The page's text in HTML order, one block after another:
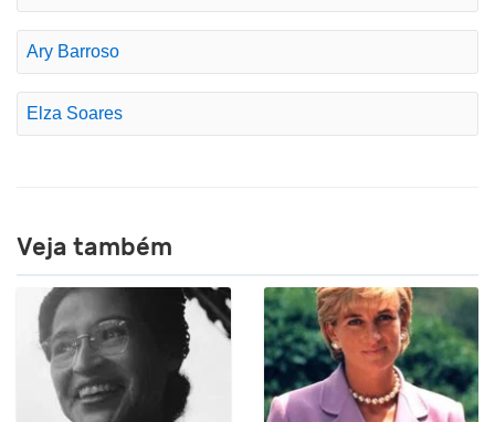
Ary Barroso
Elza Soares
Veja também